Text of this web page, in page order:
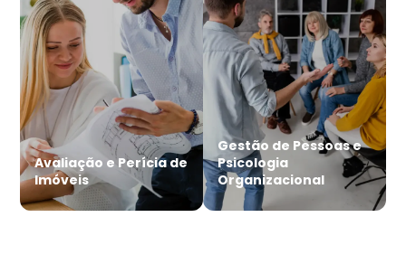
Avaliação e Perícia de
Imóveis
Gestão de Pessoas e
Psicologia
Organizacional